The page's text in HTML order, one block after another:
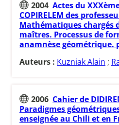
2004 Actes du
COPIRELEM des
Mathématiques chargés
maîtres. Processus de
anamnèse géométrique.
Auteurs : Kuzniak Alain ;
2006 Cahier de
Paradigmes
enseignée au Chili et en